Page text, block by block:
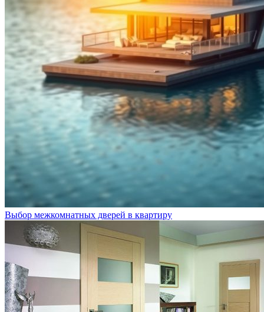
Выбор межкомнатных дверей в квартиру